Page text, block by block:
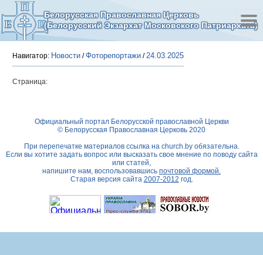
Белорусская Православная Церковь
(Белорусский Экзархат Московского Патриархата)
Навигатор: Новости /Фоторепортажи /24.03.2025
Страница:
Официальный портал Белорусской православной Церкви
© Белорусская Православная Церковь 2020
При перепечатке материалов ссылка на church.byобязательна.
Если вы хотите задать вопрос или высказать свое мнение по поводу сайта
или статей,
напишите нам, воспользовавшись почтовой формой.
Старая версия сайта 2007-2012 год.